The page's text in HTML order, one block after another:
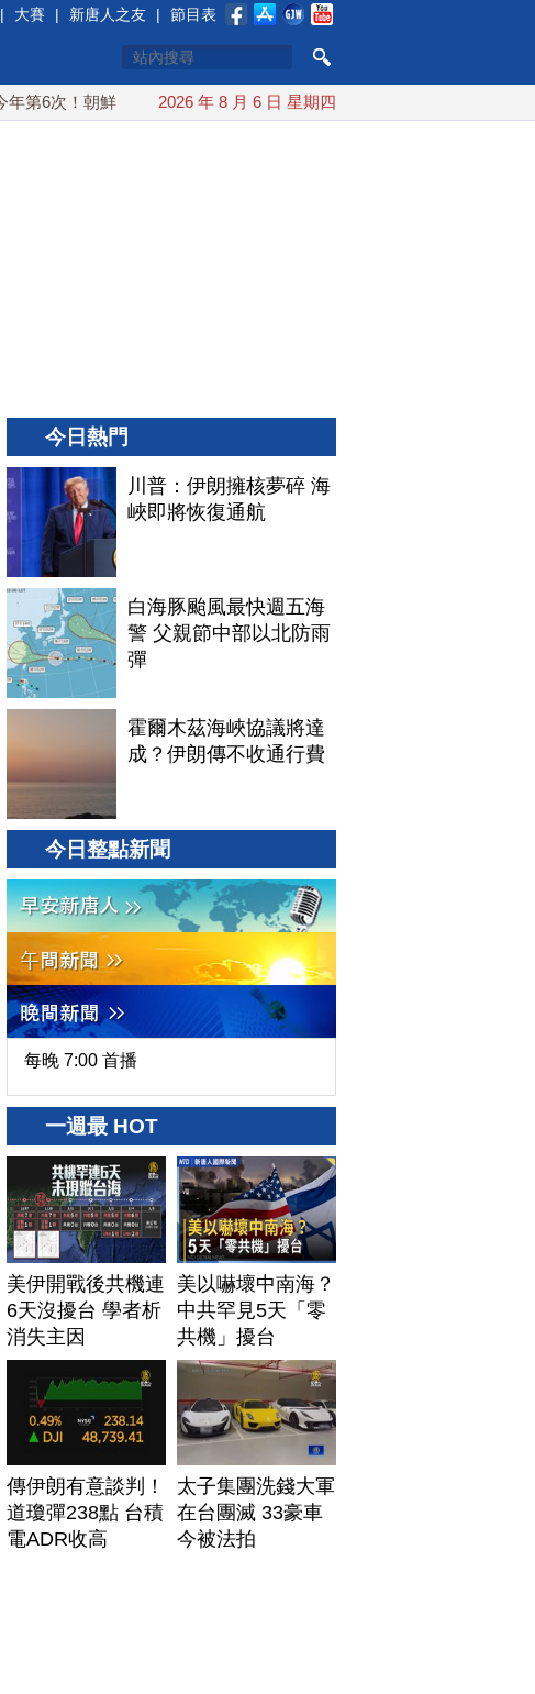
| 大賽 | 新唐人之友 | 節目表
6次！朝鮮發射彈道導彈 落日本EEZ外 紅海戰火續升溫 也門胡塞
2026 年 8 月 6 日 星期四
今日熱門
川普：伊朗擁核夢碎 海
峽即將恢復通航
白海豚颱風最快週五海
警 父親節中部以北防雨
彈
霍爾木茲海峽協議將達
成？伊朗傳不收通行費
今日整點新聞
每晚 7:00 首播
一週最 HOT
美伊開戰後共機連
6天沒擾台 學者析
消失主因
美以嚇壞中南海？
中共罕見5天「零
共機」擾台
傳伊朗有意談判！
道瓊彈238點 台積
電ADR收高
太子集團洗錢大軍
在台團滅 33豪車
今被法拍